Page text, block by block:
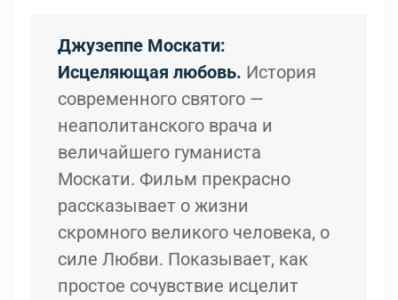
Джузеппе Москати:
Исцеляющая любовь. История
современного святого —
неаполитанского врача и
величайшего гуманиста
Москати. Фильм прекрасно
рассказывает о жизни
скромного великого человека, о
силе Любви. Показывает, как
простое сочувствие исцелит